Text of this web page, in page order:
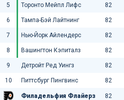
5 Торонто Мейпл Лифс 82
6 Тампа-Бэй Лайтнинг 82
7 Нью-Йорк Айлендерс 82
8 Вашингтон Кэпиталз 82
9 Детройт Ред Уингз 82
10 Питтсбург Пингвинс 82
Филадельфия Флайерз 82